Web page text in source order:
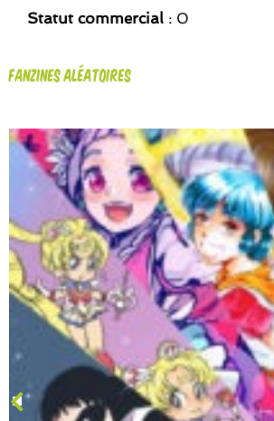
Statut commercial : 0
Fanzines aléatoires